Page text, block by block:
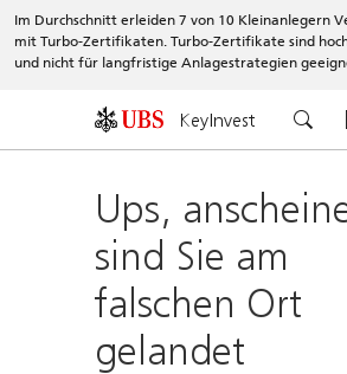
Im Durchschnitt erleiden 7 von 10 Kleinanlegern
mit Turbo-Zertifikaten. Turbo-Zertifikate sind
und nicht für langfristige Anlagestrategien
KeyInvest
Ups,
sind Sie am
falschen Ort
gelandet